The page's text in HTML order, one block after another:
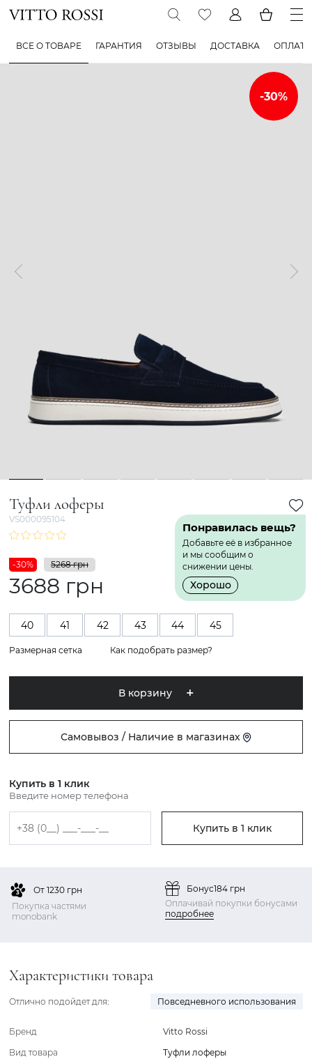
ВСЕ О ТОВАРЕ ГАРАНТИЯ ОТЗЫВЫ ДОСТАВКА ОПЛАТА
1 2 3 4 5 6 7 8
Туфли лоферы
VS000095104
Понравилась вещь?
Добавьте её в избранное
и мы сообщим о
снижении цены.
Хорошо
-30% 5268 грн
3688 грн
40 41 42 43 44 45
Размерная сетка Как подобрать размер?
В корзину
Самовывоз / Наличие в магазинах
Купить в 1 клик
Введите номер телефона
Купить в 1 клик
От 1230 грн
Покупка частями
monobank
Бонус184 грн
Оплачивай покупки бонусами
подробнее
Характеристики товара
Отлично подойдет для: Повседневного использования
Бренд
Vitto Rossi
Вид товара
Туфли лоферы